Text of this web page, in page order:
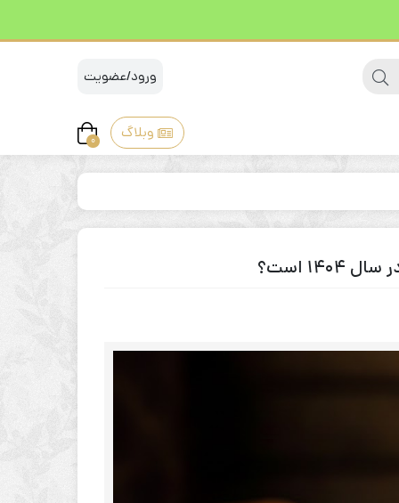
ورود/عضویت
وبلاگ 0